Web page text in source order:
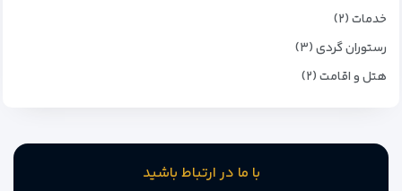
خدمات (۲)
رستوران گردی (۳)
هتل و اقامت (۲)
با ما در ارتباط باشید